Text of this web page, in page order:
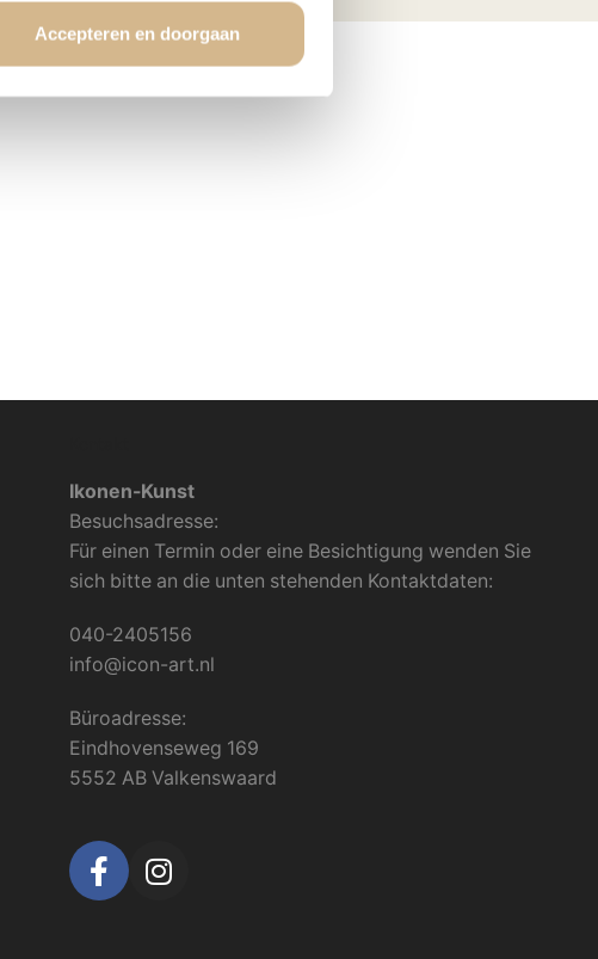
Accepteren en doorgaan
Ikonen-Kunst
Besuchsadresse:
Für einen Termin oder eine Besichtigung wenden Sie
sich bitte an die unten stehenden Kontaktdaten:
040-2405156
info@icon-art.nl
Büroadresse:
Eindhovenseweg 169
5552 AB Valkenswaard